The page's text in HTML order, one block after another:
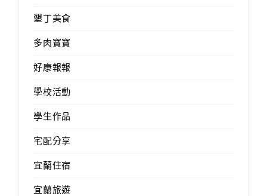
墾丁美食
多肉寶寶
好康報報
學校活動
學生作品
宅配分享
宜蘭住宿
宜蘭旅遊